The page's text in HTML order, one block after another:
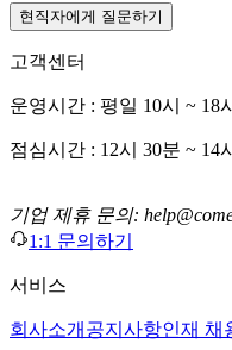
현직자에게 질문하기
고객센터
운영시간 : 평일 10시 ~ 18
점심시간 : 12시 30분 ~ 14시
기업 제휴 문의:
1:1 문의하기
서비스
회사소개 공지사항인재 채